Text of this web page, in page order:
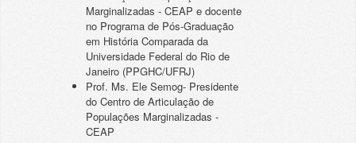
Marginalizadas - CEAP e docente
no Programa de Pós-Graduação
em História Comparada da
Universidade Federal do Rio de
Janeiro (PPGHC/UFRJ)
Prof. Ms. Ele Semog- Presidente
do Centro de Articulação de
Populações Marginalizadas -
CEAP